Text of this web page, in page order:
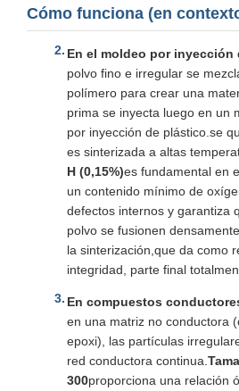
Cómo funciona (en
En el moldeo por inyección
polvo fino e irregular se
polímero para crear una
prima se inyecta luego en un
por inyección de plástico.se
es sinterizada a altas
H (0,15%)es fundamental en
un contenido mínimo de
defectos internos y garantiza
polvo se fusionen
la sinterización,que da como
integridad, parte final
En compuestos
en una matriz no conductora
epoxi), las partículas
red conductora continua.
300proporciona una relación